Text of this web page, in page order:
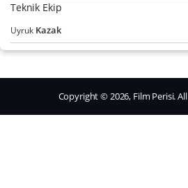
Teknik Ekip
Uyruk Kazak
Copyright © 2026, Film Perisi.